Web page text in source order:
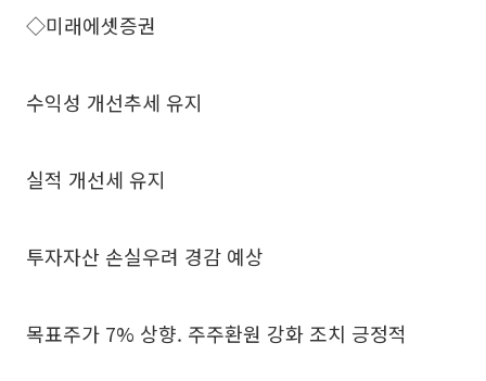
◇미래에셋증권
수익성 개선추세 유지
실적 개선세 유지
투자자산 손실우려 경감 예상
목표주가 7% 상향. 주주환원 강화 조치 긍정적